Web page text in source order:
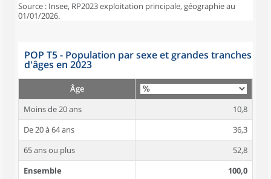
Source : Insee, RP2023 exploitation principale, géographie au
01/01/2026.
POP T5 - Population par sexe et grandes tranches
d'âges en 2023
Âge
Moins de 20 ans
10,8
De 20 à 64 ans
36,3
65 ans ou plus
52,8
Ensemble
100,0